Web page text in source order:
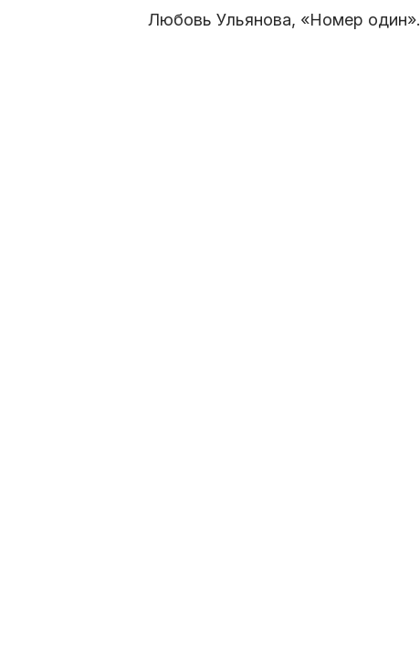
Любовь Ульянова, «Номер один».